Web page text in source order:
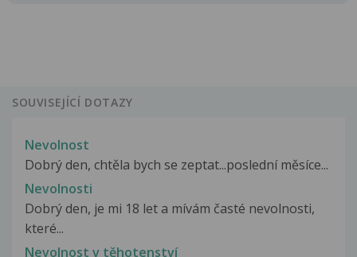
SOUVISEJÍCÍ DOTAZY
Nevolnost
Dobrý den, chtěla bych se zeptat...poslední měsíce...
Nevolnosti
Dobrý den, je mi 18 let a mívám časté nevolnosti,
které...
Nevolnost v těhotenství